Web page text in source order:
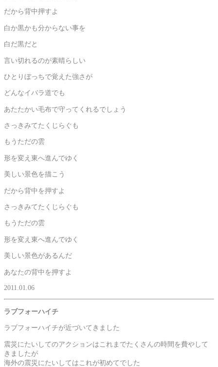
だから背中押すよ
白か黒かも分からない事を
白だ黒だと
言い切れるのが素晴らしい
ひとりぼっちで覚えた強さが
どんなイバラ道でも
あたたかい毛布で守ってくれるでしょう
さっきみてたくじらぐも
もうただの雲
形を変え東へ進んでゆく
美しい景色を描こう
だから背中を押すよ
さっきみてたくじらぐも
もうただの雲
形を変え東へ進んでゆく
美しい景色があるんだ
あなたの背中を押すよ
2011.01.06
ラブフォーハイチ
ラブフォーハイチが近づいてきました
震災にたいしてのアクションはこれまでたくさんの時間を費やして
きましたが
海外の震災にたいしてはこれが初めてでした